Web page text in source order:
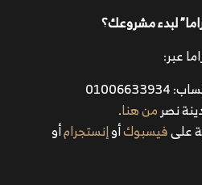
لبدء مشروعك؟
عبر:
نصرمن هنا.
علىفيسبوكأوإنستجرامأو